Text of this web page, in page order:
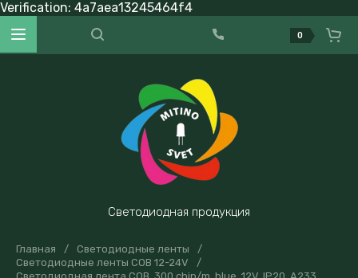
Verification: 4a7aea13245464f4
Светодиодная продукция
0
Главная / Светодиодные ленты
/
Светодиодные ленты COB 12-24V
/